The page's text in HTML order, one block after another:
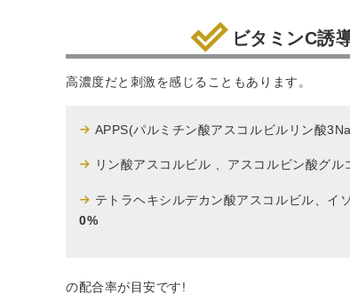
ビタミンC誘
高濃度だと刺激を感じることもあります。
APPS(パルミチン酸アスコルビルリン酸
リン酸アスコルビル 、アスコルビン酸グル
テトラヘキシルデカン酸アスコルビル、イ
0%
の配合率が目安です!